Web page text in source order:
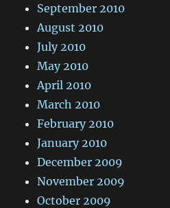
September 2010
August 2010
July 2010
May 2010
April 2010
March 2010
February 2010
January 2010
December 2009
November 2009
October 2009